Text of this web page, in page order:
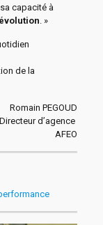
capacité à
. »
de la
Romain PEGOUD
Directeur d’agence
AFEO